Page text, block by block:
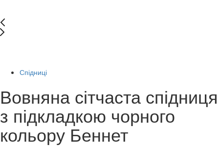
Спідниці
Вовняна сітчаста спідниця
з підкладкою чорного
кольору Беннет